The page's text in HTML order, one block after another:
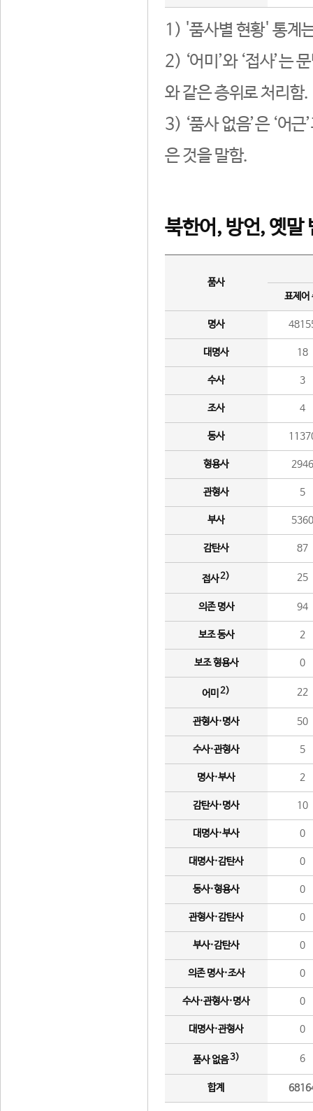
1) '품사별 현황' 통계
2) ‘어미’와 ‘접사’는
와 같은 층위로 처리함.
3) ‘품사 없음’은 ‘어
은 것을 말함.
북한어, 방언, 옛말
품사
표제어
명사
대명사 18
수사 3
조사 4
동사
형용사 2946
관형사 5
부사 5360
감탄사 87
접사2) 25
의존 명사 94
보조 동사 2
보조 형용사 0
어미 2) 22
관형사·명사 50
수사·관형사 5
명사·부사 2
감탄사·명사 10
대명사·부사 0
대명사·감탄사 0
동사·형용사 0
관형사·감탄사 0
부사·감탄사 0
의존 명사·조사 0
수사·관형사·명사 0
대명사·관형사 0
품사 없음3) 6
합계